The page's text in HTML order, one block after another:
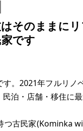
そのままに
です
。2021年フルリノ
泊・店舗・移住に最
つ古民家(Kominka